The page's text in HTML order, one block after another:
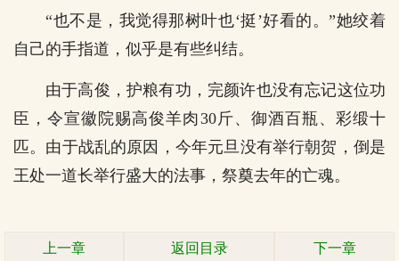
“也不是，我觉得那树叶也‘挺’好看的。”她绞着
自己的手指道，似乎是有些纠结。
由于高俊，护粮有功，完颜许也没有忘记这位功
臣，令宣徽院赐高俊羊肉30斤、御酒百瓶、彩缎十
匹。由于战乱的原因，今年元旦没有举行朝贺，倒是
王处一道长举行盛大的法事，祭奠去年的亡魂。
上一章 返回目录 下一章